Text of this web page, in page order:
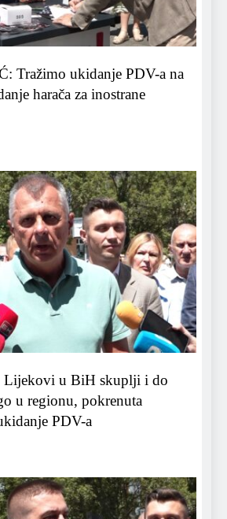
Tražimo ukidanje PDV-a na
harača za inostrane
Lijekovi u BiH skuplji i do
u regionu, pokrenuta
PDV-a